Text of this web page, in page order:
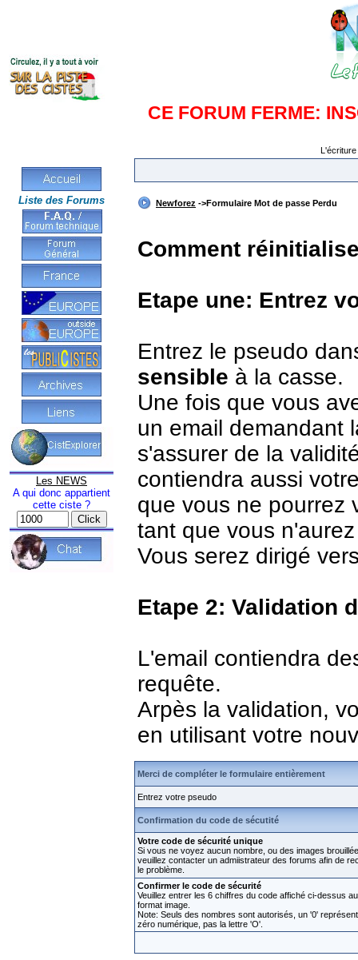
CE FORUM FERME:
Liste des Forums
Les NEWS
A qui donc appartient
cette ciste ?
Newforez ->Formulaire Mot de passe Perdu
Comment
Etape une: Entrez
Entrez le pseudo
sensible à la casse.
Une fois que vous
un email demandant
s'assurer de la
contiendra aussi
que vous ne pourrez
tant que vous
Vous serez dirigé
Etape 2: Validation
L'email contiendra
requête.
Arpès la validation,
en utilisant votre
Merci de compléter le formulaire entièrement
Entrez votre pseudo
Confirmation du code de sécutité
Votre code de sécurité unique
Si vous ne voyez aucun nombre, ou des images
veuillez contacter un admiistrateur des forums afin de
le problème.
Confirmer le code de sécurité
Veuillez entrer les 6 chiffres du code affiché ci-dessus au
format image.
Note: Seuls des nombres sont autorisés, un '0'
zéro numérique, pas la lettre 'O'.